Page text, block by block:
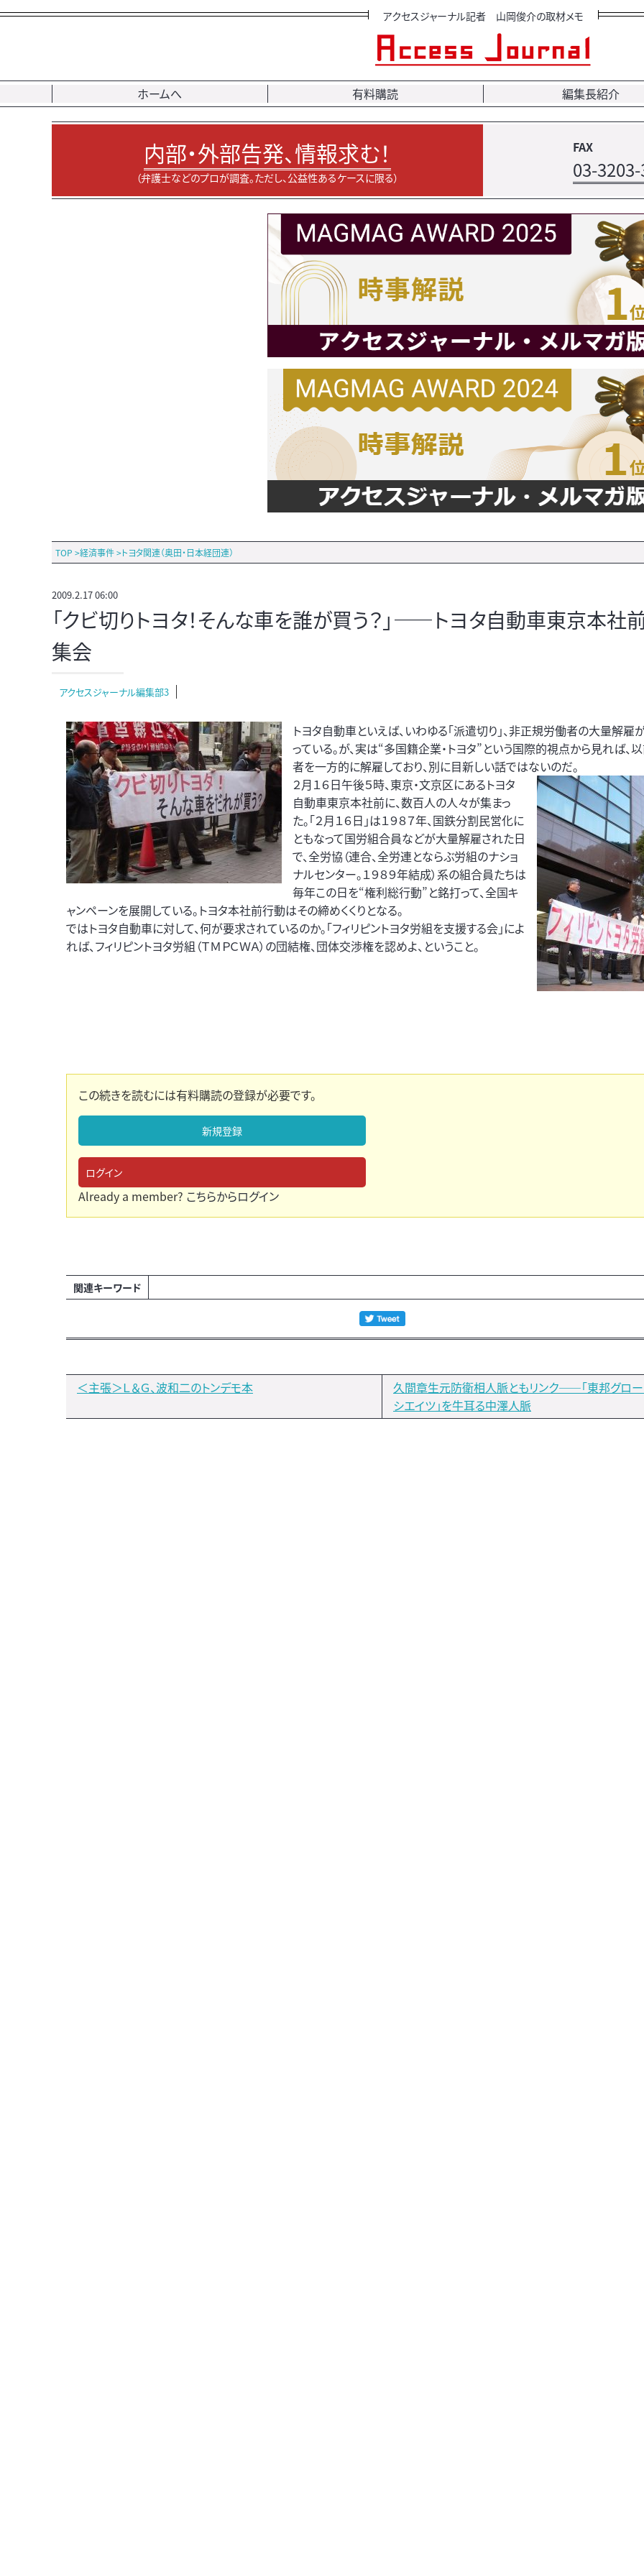
アクセスジャーナル記者 山岡俊介の取材メモ
ホームへ 有料購読 編集長紹介
内部・外部告発、情報求む！
（弁護士などのプロが調査。ただし、公益性あるケースに限る）
FAX
03-
TOP >経済事件>トヨタ関連（奥田・日本経団連）
2009.2.17 06:00
「クビ切りトヨタ！そんな車を誰が買う？」――トヨタ自動車東京本社
集会
アクセスジャーナル編集部3
トヨタ自動車といえば、いわゆる「派遣切り」、非正規労働者の大量解雇
っている。が、実は“多国籍企業・トヨタ”という国際的視点から見れば、
者を一方的に解雇しており、別に目新しい話ではないのだ。
２月１６日午後５時、東京・文京区にあるトヨタ
自動車東京本社前に、数百人の人々が集まっ
た。「２月１６日」は１９８７年、国鉄分割民営化に
ともなって国労組合員などが大量解雇された日
で、全労協（連合、全労連とならぶ労組のナショ
ナルセンター。１９８９年結成）系の組合員たちは
毎年この日を“権利総行動”と銘打って、全国キ
ャンペーンを展開している。トヨタ本社前行動はその締めくくりとなる。
ではトヨタ自動車に対して、何が要求されているのか。「フィリピントヨタ労組を支援する会」によ
れば、フィリピントヨタ労組（ＴＭＰＣＷＡ）の団結権、団体交渉権を認めよ、ということ。
この続きを読むには有料購読の登録が必要です。
新規登録
ログイン
Already a member? こちらからログイン
関連キーワード
＜主張＞Ｌ＆Ｇ、波和二のトンデモ本
久間章生元防衛相人脈ともリンク――「東邦グロ
シエイツ」を牛耳る中澤人脈